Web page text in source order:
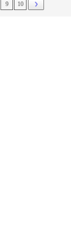
9 10